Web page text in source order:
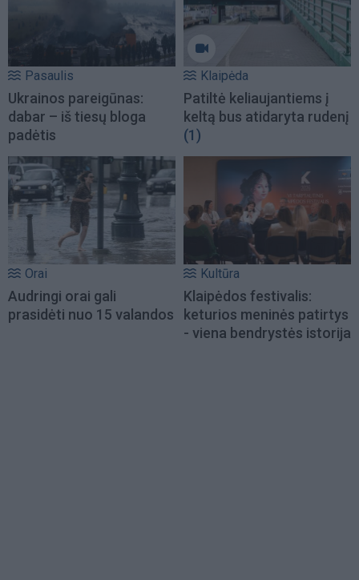
Pasaulis
Ukrainos pareigūnas:
dabar – iš tiesų bloga
padėtis
Klaipėda
Patiltė keliaujantiems į
keltą bus atidaryta rudenį
(1)
Orai
Audringi orai gali
prasidėti nuo 15 valandos
Kultūra
Klaipėdos festivalis:
keturios meninės patirtys
- viena bendrystės istorija